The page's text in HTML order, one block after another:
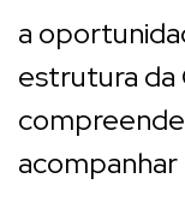
a
estrutura da